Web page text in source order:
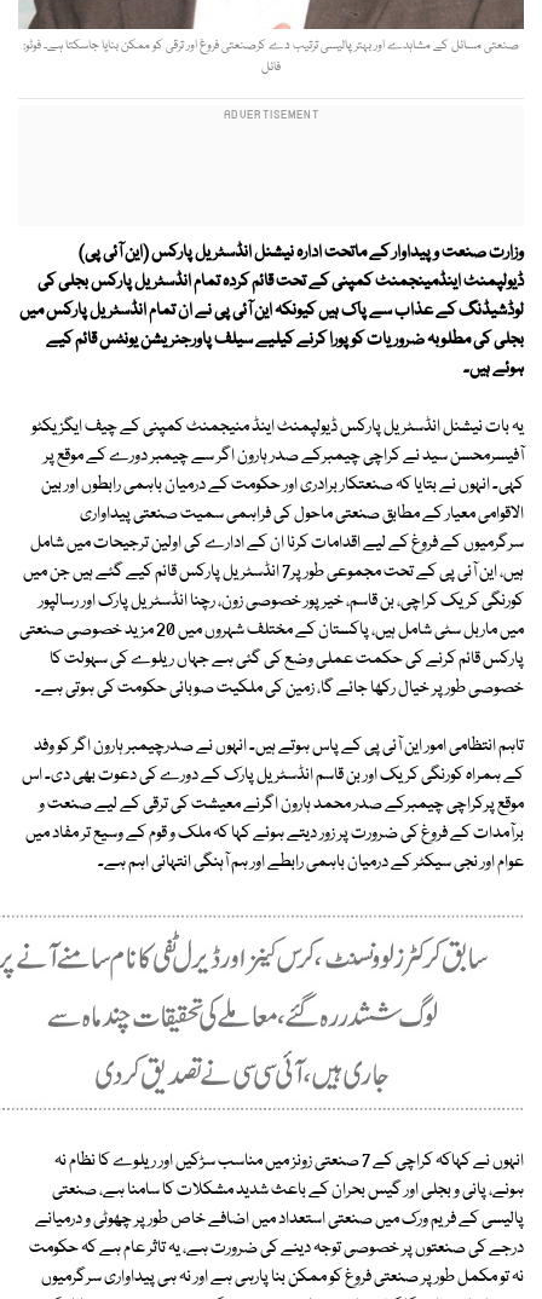
صنعتی مسائل کے مشاہدے اور بہتر پالیسی ترتیب دے کرصنعتی فروغ اور ترقی کو ممکن بنایا جاسکتا ہے۔ فوٹو:
فائل
وزارت صنعت وپیداوار کے ماتحت ادارہ نیشنل انڈسٹریل پارکس (این آئی پی)
ڈیولپمنٹ اینڈمینجمنٹ کمپنی کے تحت قائم کردہ تمام انڈسٹریل پارکس بجلی کی
لوڈشیڈنگ کے عذاب سے پاک ہیں کیونکہ این آئی پی نے ان تمام انڈسٹریل پارکس میں
بجلی کی مطلوبہ ضروریات کو پورا کرنے کیلیے سیلف پاورجنریشن یونٹس قائم کیے
ہوئے ہیں۔
یہ بات نیشنل انڈسٹریل پارکس ڈیولپمنٹ اینڈ منیجمنٹ کمپنی کے چیف ایگزیکٹو
آفیسرمحسن سید نے کراچی چیمبرکے صدر ہارون اگر سے چیمبر دورے کے موقع پر
کہی۔ انہوں نے بتایا کہ صنعتکار برادری اور حکومت کے درمیان باہمی رابطوں اور بین
الاقوامی معیار کے مطابق صنعتی ماحول کی فراہمی سمیت صنعتی پیداواری
سرگرمیوں کے فروغ کے لیے اقدامات کرنا ان کے ادارے کی اولین ترجیحات میں شامل
ہیں، این آئی پی کے تحت مجموعی طور پر7 انڈسٹریل پارکس قائم کیے گئے ہیں جن میں
کورنگی کریک کراچی، بن قاسم، خیرپور خصوصی زون، رچنا انڈسٹریل پارک اور رسالپور
میں ماربل سٹی شامل ہیں، پاکستان کے مختلف شہروں میں 20 مزید خصوصی صنعتی
پارکس قائم کرنے کی حکمت عملی وضع کی گئی ہے جہاں ریلوے کی سہولت کا
خصوصی طور پر خیال رکھا جائے گا، زمین کی ملکیت صوبائی حکومت کی ہوتی ہے۔
تاہم انتظامی امور این آئی پی کے پاس ہوتے ہیں۔ انہوں نے صدرچیمبر ہارون اگر کو وفد
کے ہمراہ کورنگی کریک اور بن قاسم انڈسٹریل پارک کے دورے کی دعوت بھی دی۔ اس
موقع پرکراچی چیمبرکے صدر محمد ہارون اگرنے معیشت کی ترقی کے لیے صنعت و
برآمدات کے فروغ کی ضرورت پر زور دیتے ہوئے کہا کہ ملک و قوم کے وسیع تر مفاد میں
عوام اور نجی سیکٹر کے درمیان باہمی رابطے اور ہم آہنگی انتہائی اہم ہے۔
انہوں نے کہاکہ کراچی کے 7 صنعتی زونز میں مناسب سڑکیں اور ریلوے کا نظام نہ
ہونے، پانی و بجلی اور گیس بحران کے باعث شدید مشکلات کا سامنا ہے، صنعتی
پالیسی کے فریم ورک میں صنعتی استعداد میں اضافے خاص طور پر چھوٹی و درمیانے
درجے کی صنعتوں پر خصوصی توجہ دینے کی ضرورت ہے، یہ تاثر عام ہے کہ حکومت
نہ تو مکمل طور پر صنعتی فروغ کو ممکن بنا پارہی ہے اور نہ ہی پیداواری سرگرمیوں